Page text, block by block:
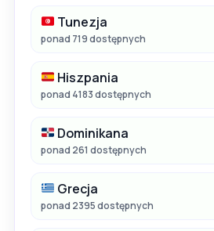
Tunezja
ponad 719 dostępnych
Hiszpania
ponad 4183 dostępnych
Dominikana
ponad 261 dostępnych
Grecja
ponad 2395 dostępnych